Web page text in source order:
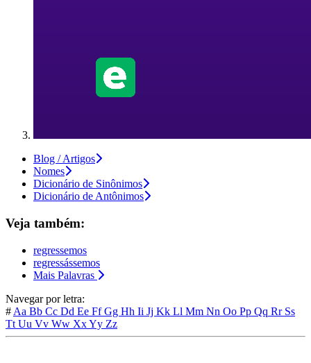
Blog / Artigos
Nomes
Dicionário de Sinônimos
Dicionário de Antônimos
Veja também:
regressemos
regressássemos
Mais Palavras
Navegar por letra:
# Aa Bb Cc Dd Ee FfGg Hh Ii Jj Kk Ll Mm Nn Oo Pp Qq Rr Ss
Tt Uu Vv Ww XxYy Zz